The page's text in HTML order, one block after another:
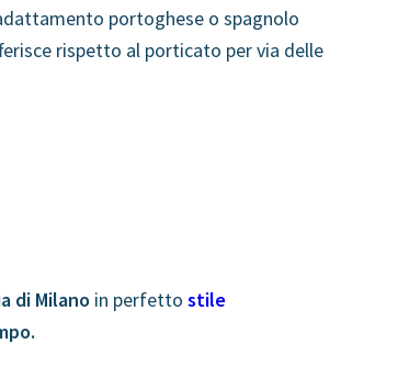
portoghese o spagnolo
rispetto al porticato per via delle
di Milano in perfetto stile
.